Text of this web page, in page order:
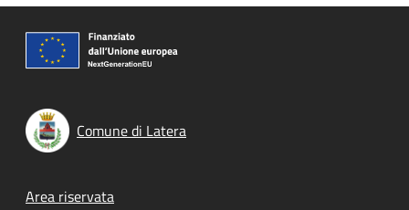
Comune di Latera
Footer menu
Area riservata